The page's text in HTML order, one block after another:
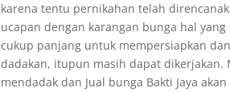
karena tentu pernikahan telah
ucapan dengan karangan bunga hal
cukup panjang untuk mempersiapkan
dadakan, itupun masih dapat
mendadak dan Jual bunga Bakti Jaya